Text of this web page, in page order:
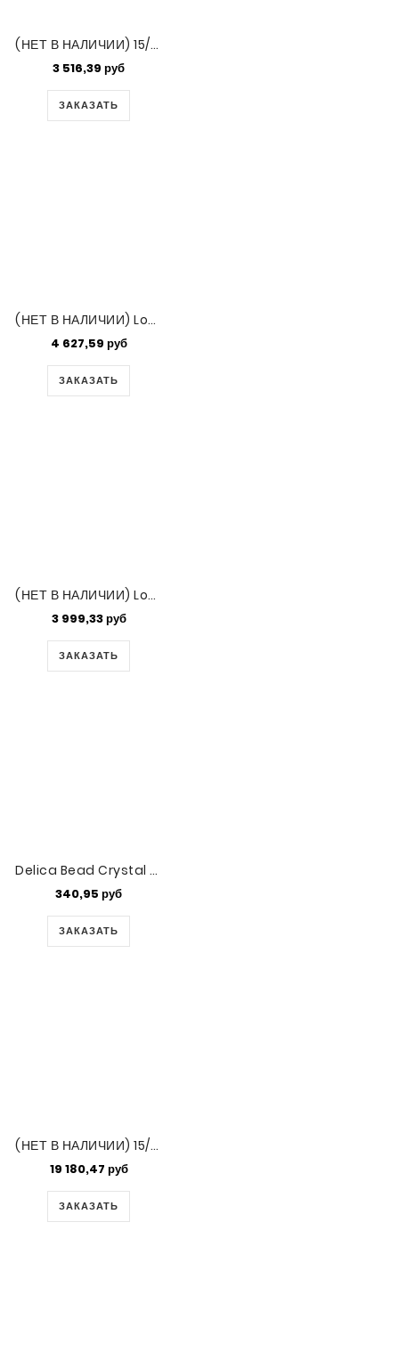
(НЕТ В НАЛИЧИИ) 15/0 Delica Palladium Plt -50gm Bg (DBS0038)
3 516,39 руб
ЗАКАЗАТЬ
(НЕТ В НАЛИЧИИ) Long Magatama 4x7mm Jet Ab- 100gm (4555)
4 627,59 руб
ЗАКАЗАТЬ
(НЕТ В НАЛИЧИИ) Long Magatama 4x7mm Matte Tr Lt Sapphire-100gm (2105F)
3 999,33 руб
ЗАКАЗАТЬ
Delica Bead Crystal Luster 50gm Bg (DB050-50)
340,95 руб
ЗАКАЗАТЬ
(НЕТ В НАЛИЧИИ) 15/0 Delica Matte Opq Mandarin Ab -50 Gm Bag (DBS1593)
19 180,47 руб
ЗАКАЗАТЬ